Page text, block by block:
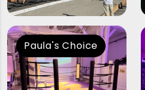
Paula's Choice